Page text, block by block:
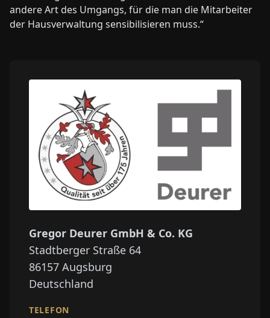
andere Art des Umgangs, für die man die Mitarbeiter
der Hausverwaltung sensibilisieren muss.“
Gregor Deurer GmbH & Co. KG
Stadtberger Straße 64
86157 Augsburg
Deutschland
TELEFON